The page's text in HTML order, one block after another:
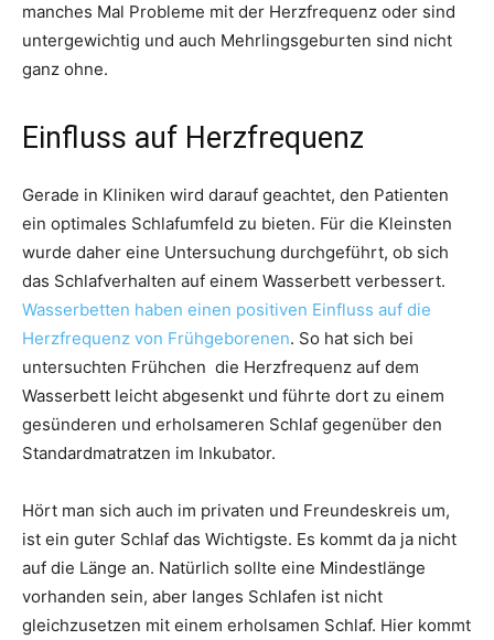
manches Mal Probleme mit der Herzfrequenz oder sind
untergewichtig und auch Mehrlingsgeburten sind nicht
ganz ohne.
Einfluss auf Herzfrequenz
Gerade in Kliniken wird darauf geachtet, den Patienten
ein optimales Schlafumfeld zu bieten. Für die Kleinsten
wurde daher eine Untersuchung durchgeführt, ob sich
das Schlafverhalten auf einem Wasserbett verbessert.
Wasserbetten haben einen positiven Einfluss auf die
Herzfrequenz von Frühgeborenen. So hat sich bei
untersuchten Frühchen die Herzfrequenz auf dem
Wasserbett leicht abgesenkt und führte dort zu einem
gesünderen und erholsameren Schlaf gegenüber den
Standardmatratzen im Inkubator.
Hört man sich auch im privaten und Freundeskreis um,
ist ein guter Schlaf das Wichtigste. Es kommt da ja nicht
auf die Länge an. Natürlich sollte eine Mindestlänge
vorhanden sein, aber langes Schlafen ist nicht
gleichzusetzen mit einem erholsamen Schlaf. Hier kommt